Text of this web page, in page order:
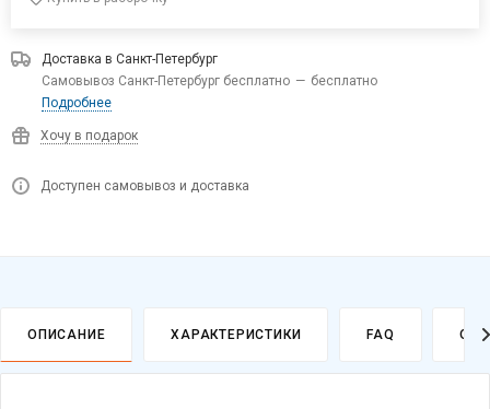
Доставка в Санкт-Петербург
Самовывоз Санкт-Петербург бесплатно — бесплатно
Подробнее
Хочу в подарок
Доступен самовывоз и доставка
ОПИСАНИЕ ХАРАКТЕРИСТИКИ FAQ